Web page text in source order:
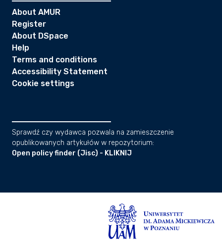
About AMUR
Register
About DSpace
Help
Terms and conditions
Accessibility Statement
Cookie settings
Sprawdź czy wydawca pozwala na zamieszczenie
opublikowanych artykułów w repozytorium:
Open policy finder (Jisc) - KLIKNIJ